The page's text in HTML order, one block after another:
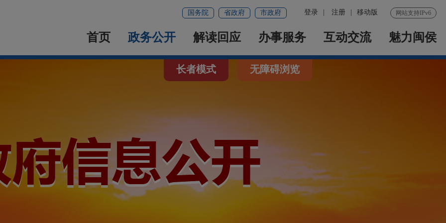
网站支持IPv6
登录 注册 移动版
国务院 省政府 市政府
首页 政务公开 解读回应 办事服务 互动交流 魅力闽侯
长者模式 无障碍浏览